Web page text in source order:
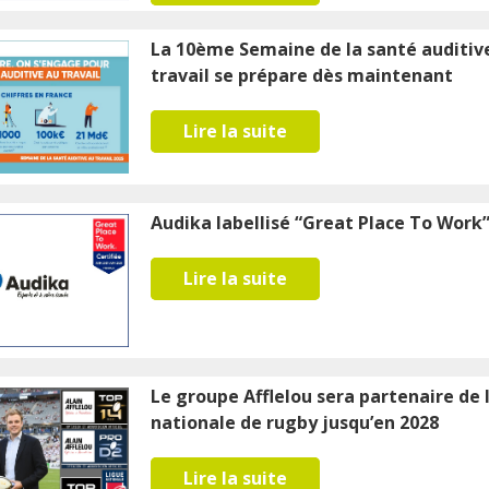
La 10ème Semaine de la santé
travail se prépare dès maintenant
Lire la suite
Audika labellisé “Great Place To Work”
Lire la suite
Le groupe Afflelou sera partenaire de
nationale de rugby jusqu’en 2028
Lire la suite